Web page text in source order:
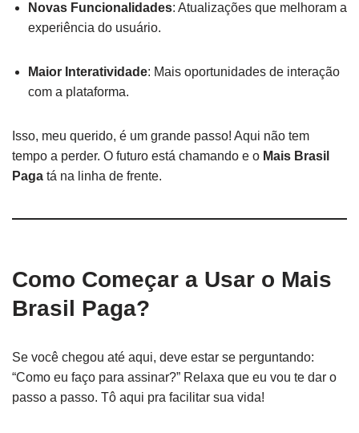
Novas Funcionalidades: Atualizações que melhoram a
experiência do usuário.
Maior Interatividade: Mais oportunidades de interação
com a plataforma.
Isso, meu querido, é um grande passo! Aqui não tem
tempo a perder. O futuro está chamando e o Mais Brasil
Paga tá na linha de frente.
Como Começar a Usar o Mais
Brasil Paga?
Se você chegou até aqui, deve estar se perguntando:
“Como eu faço para assinar?” Relaxa que eu vou te dar o
passo a passo. Tô aqui pra facilitar sua vida!